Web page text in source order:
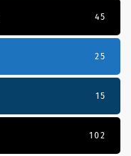
45
25
15
102